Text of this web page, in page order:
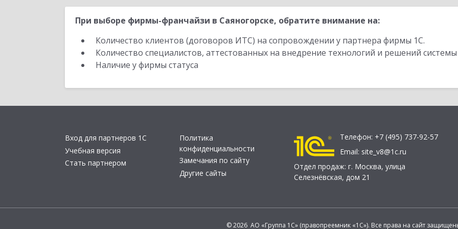
При выборе фирмы-франчайзи в Саяногорске, обратите внимание на:
Количество клиентов (договоров ИТС) на сопровождении у партнера фирмы 1С.
Количество специалистов, аттестованных на внедрение технологий и решений
Наличие у фирмы статуса
Вход для партнеров 1С
Учебная версия
Стать партнером
Политика
конфиденциальности
Замечания по сайту
Другие сайты
Телефон: +7 (495) 737-92-57
Email: site_v8@1c.ru
Отдел продаж: г. Москва, улица
Селезнёвская, дом 21
© 2026 АО «Группа 1С» (правопреемник «1С»). Все права на сайт